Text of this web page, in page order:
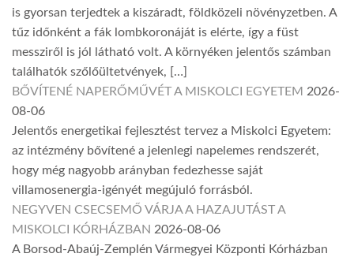
is gyorsan terjedtek a kiszáradt, földközeli növényzetben. A
tűz időnként a fák lombkoronáját is elérte, így a füst
messziről is jól látható volt. A környéken jelentős számban
találhatók szőlőültetvények, […]
BŐVÍTENÉ NAPERŐMŰVÉT A MISKOLCI EGYETEM 2026-
08-06
Jelentős energetikai fejlesztést tervez a Miskolci Egyetem:
az intézmény bővítené a jelenlegi napelemes rendszerét,
hogy még nagyobb arányban fedezhesse saját
villamosenergia-igényét megújuló forrásból.
NEGYVEN CSECSEMŐ VÁRJA A HAZAJUTÁST A
MISKOLCI KÓRHÁZBAN 2026-08-06
A Borsod-Abaúj-Zemplén Vármegyei Központi Kórházban